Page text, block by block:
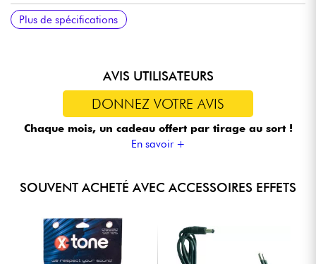
Dimensions intérieures de la housse 640 x 180 x 100 mm
Poids de la housse: env. 1,1 kg
Bande scratch autocollante (largeur de 50 mm), ruban velours
(largeur de 25 mm) et attaches câbles inclus
Plus de spécifications
AVIS UTILISATEURS
DONNEZ VOTRE AVIS
Chaque mois, un cadeau offert par tirage au sort !
En savoir +
SOUVENT ACHETÉ AVEC ACCESSOIRES EFFETS